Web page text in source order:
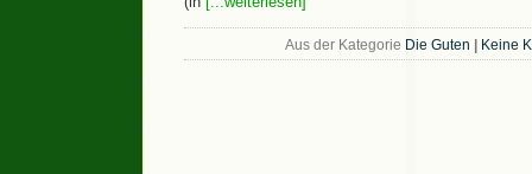
Aus der Kategorie Die Guten Keine